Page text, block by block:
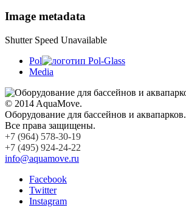
Image metadata
Shutter Speed Unavailable
Pol
Media
© 2014 AquaMove.
Оборудование для бассейнов и аквапарков.
Все права защищены.
+7 (964) 578-30-19
+7 (495) 924-24-22
info@aquamove.ru
Facebook
Twitter
Instagram